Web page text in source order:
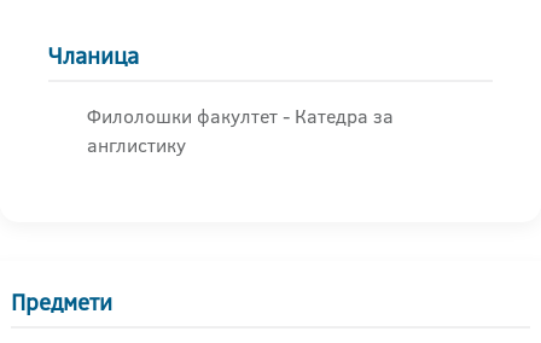
Чланица
Филолошки факултет - Катедра за
англистику
Предмети